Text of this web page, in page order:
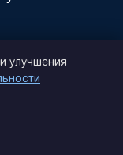
улучшения